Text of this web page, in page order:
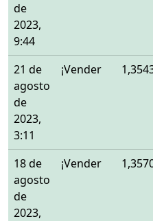
de
2023,
9:44
21 de
agosto
de
2023,
3:11
¡Vender
18 de
agosto
de
2023,
¡Vender